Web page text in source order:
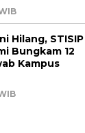
Hilang, STISIP
Bungkam 12
Kampus